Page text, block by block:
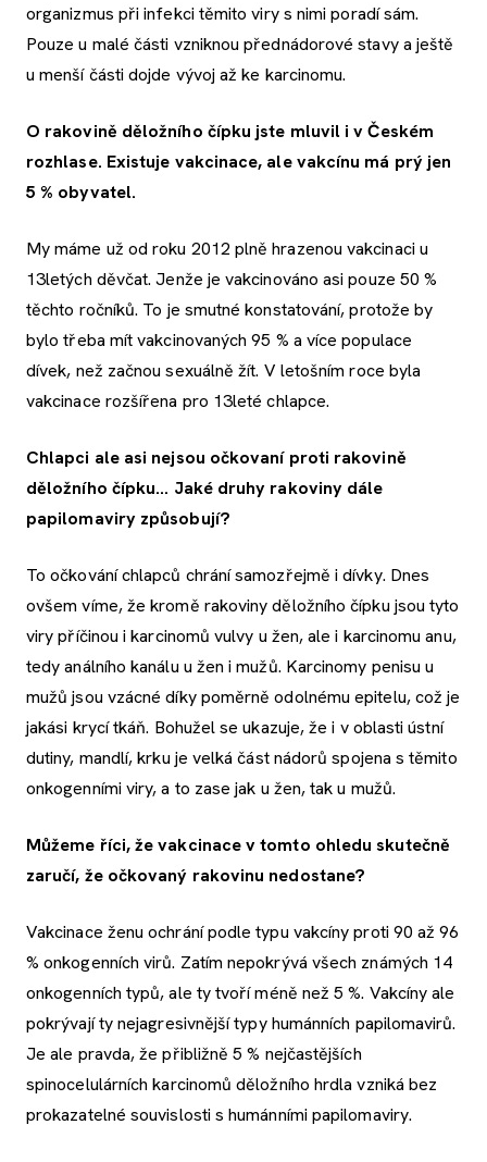
organizmus při infekci těmito viry s nimi poradí sám.
Pouze u malé části vzniknou přednádorové stavy a ještě
u menší části dojde vývoj až ke karcinomu.
O rakovině děložního čípku jste mluvil i v Českém
rozhlase. Existuje vakcinace, ale vakcínu má prý jen
5 % obyvatel.
My máme už od roku 2012 plně hrazenou vakcinaci u
13letých děvčat. Jenže je vakcinováno asi pouze 50 %
těchto ročníků. To je smutné konstatování, protože by
bylo třeba mít vakcinovaných 95 % a více populace
dívek, než začnou sexuálně žít. V letošním roce byla
vakcinace rozšířena pro 13leté chlapce.
Chlapci ale asi nejsou očkovaní proti rakovině
děložního čípku... Jaké druhy rakoviny dále
papilomaviry způsobují?
To očkování chlapců chrání samozřejmě i dívky. Dnes
ovšem víme, že kromě rakoviny děložního čípku jsou tyto
viry příčinou i karcinomů vulvy u žen, ale i karcinomu anu,
tedy análního kanálu u žen i mužů. Karcinomy penisu u
mužů jsou vzácné díky poměrně odolnému epitelu, což je
jakási krycí tkáň. Bohužel se ukazuje, že i v oblasti ústní
dutiny, mandlí, krku je velká část nádorů spojena s těmito
onkogenními viry, a to zase jak u žen, tak u mužů.
Můžeme říci, že vakcinace v tomto ohledu skutečně
zaručí, že očkovaný rakovinu nedostane?
Vakcinace ženu ochrání podle typu vakcíny proti 90 až 96
% onkogenních virů. Zatím nepokrývá všech známých 14
onkogenních typů, ale ty tvoří méně než 5 %. Vakcíny ale
pokrývají ty nejagresivnější typy humánních papilomavirů.
Je ale pravda, že přibližně 5 % nejčastějších
spinocelulárních karcinomů děložního hrdla vzniká bez
prokazatelné souvislosti s humánními papilomaviry.